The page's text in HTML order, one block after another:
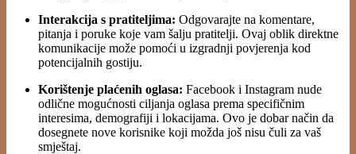
Interakcija s pratiteljima: Odgovarajte na komentare,
pitanja i poruke koje vam šalju pratitelji. Ovaj oblik direktne
komunikacije može pomoći u izgradnji povjerenja kod
potencijalnih gostiju.
Korištenje plaćenih oglasa: Facebook i Instagram nude
odlične mogućnosti ciljanja oglasa prema specifičnim
interesima, demografiji i lokacijama. Ovo je dobar način da
dosegnete nove korisnike koji možda još nisu čuli za vaš
smještaj.